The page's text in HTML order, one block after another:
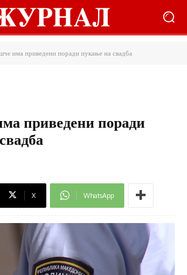
има приведени поради пукање на свадба
приведени поради
X WhatsApp